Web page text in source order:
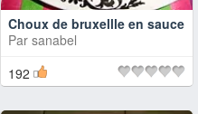
Choux de bruxellle en sauce
Par sanabel
192